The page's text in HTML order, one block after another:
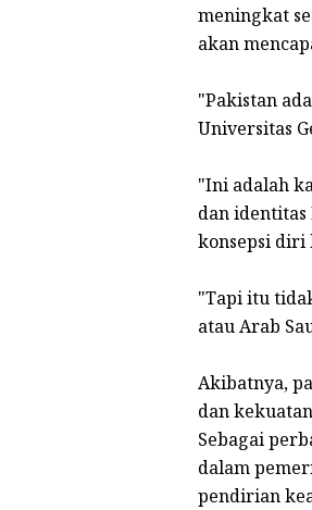
meningkat
akan
"Pakistan
Universitas
"Ini adalah
dan
konsepsi
"Tapi itu
atau Arab
Akibatnya,
dan
Sebagai
dalam
pendirian